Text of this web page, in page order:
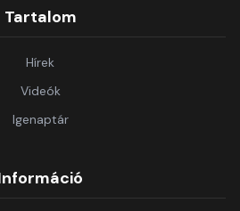
Tartalom
Hírek
Videók
Igenaptár